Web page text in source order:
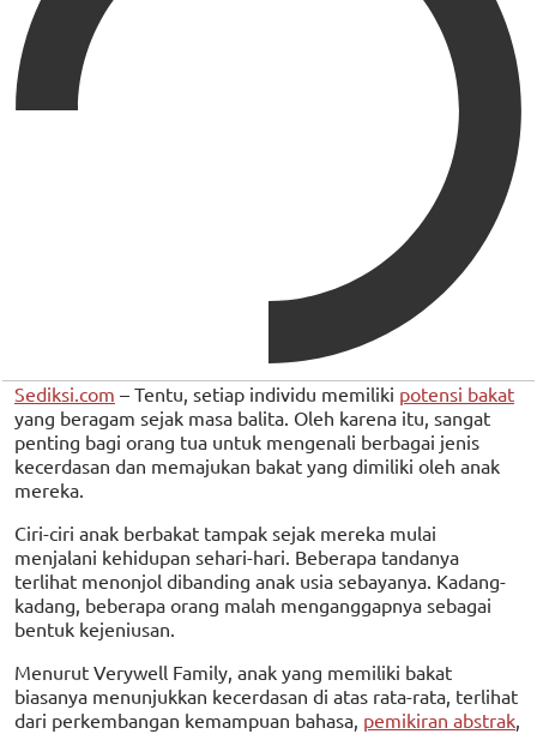
Sediksi.com – Tentu, setiap individu memiliki potensi bakat
yang beragam sejak masa balita. Oleh karena itu, sangat
penting bagi orang tua untuk mengenali berbagai jenis
kecerdasan dan memajukan bakat yang dimiliki oleh anak
mereka.
Ciri-ciri anak berbakat tampak sejak mereka mulai
menjalani kehidupan sehari-hari. Beberapa tandanya
terlihat menonjol dibanding anak usia sebayanya. Kadang-
kadang, beberapa orang malah menganggapnya sebagai
bentuk kejeniusan.
Menurut Verywell Family, anak yang memiliki bakat
biasanya menunjukkan kecerdasan di atas rata-rata, terlihat
dari perkembangan kemampuan bahasa, pemikiran abstrak